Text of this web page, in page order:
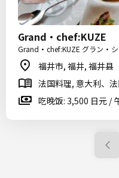
Grand・chef:KUZE
Grand・chef:KUZE グラン・
福井市, 福井, 福井县
法国料理, 意大利、
吃晚饭: 3,500 日元 /